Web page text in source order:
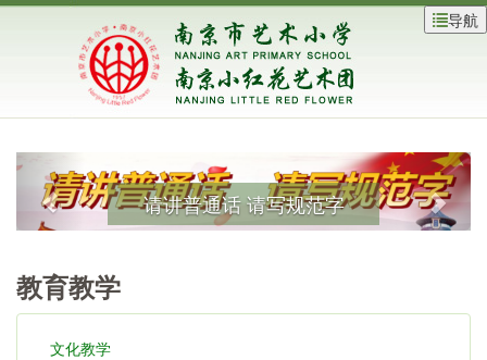
导航
八礼四仪
教育教学
文化教学